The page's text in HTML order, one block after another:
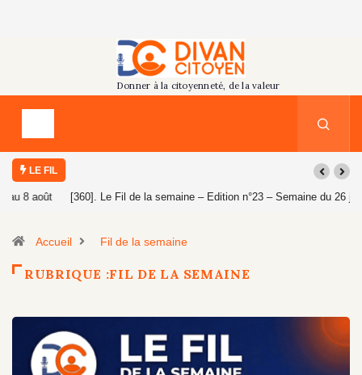
LE FIL
[360]. Le Fil de la semaine – Edition n°23 – Semaine du 26 juillet au 1er
Accueil Fil de la semaine
RUBRIQUE :FIL DE LA SEMAINE